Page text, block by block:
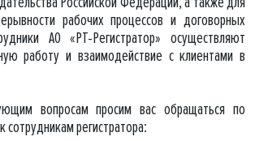
рабочих процессов и договорных
АО «РТ-Регистратор» осуществляют
работу и взаимодействие с клиентами в
вопросам просим вас обращаться по
сотрудникам регистратора: